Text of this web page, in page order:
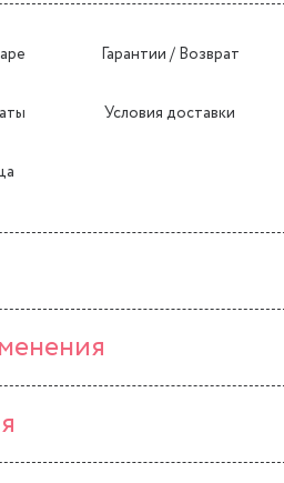
Гарантии / Возврат
Условия доставки